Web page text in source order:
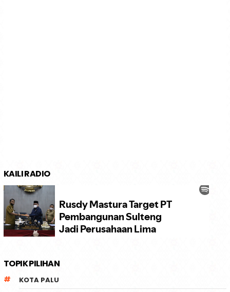
KAILI RADIO
TOPIK PILIHAN
KOTA PALU